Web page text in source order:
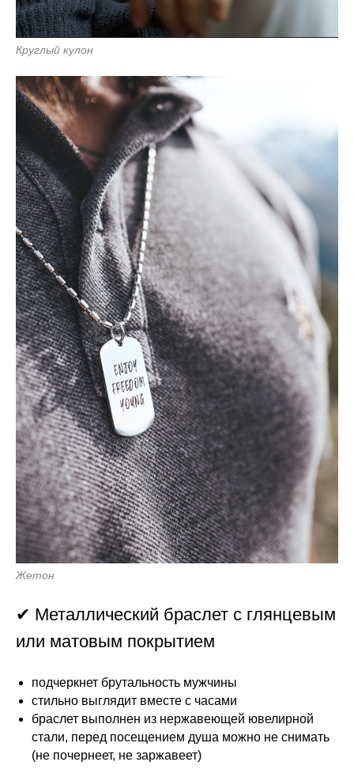
Круглый кулон
Жетон
✔ Металлический браслет с глянцевым
или матовым покрытием
подчеркнет брутальность мужчины
стильно выглядит вместе с часами
браслет выполнен из нержавеющей ювелирной
стали, перед посещением душа можно не снимать
(не почернеет, не заржавеет)